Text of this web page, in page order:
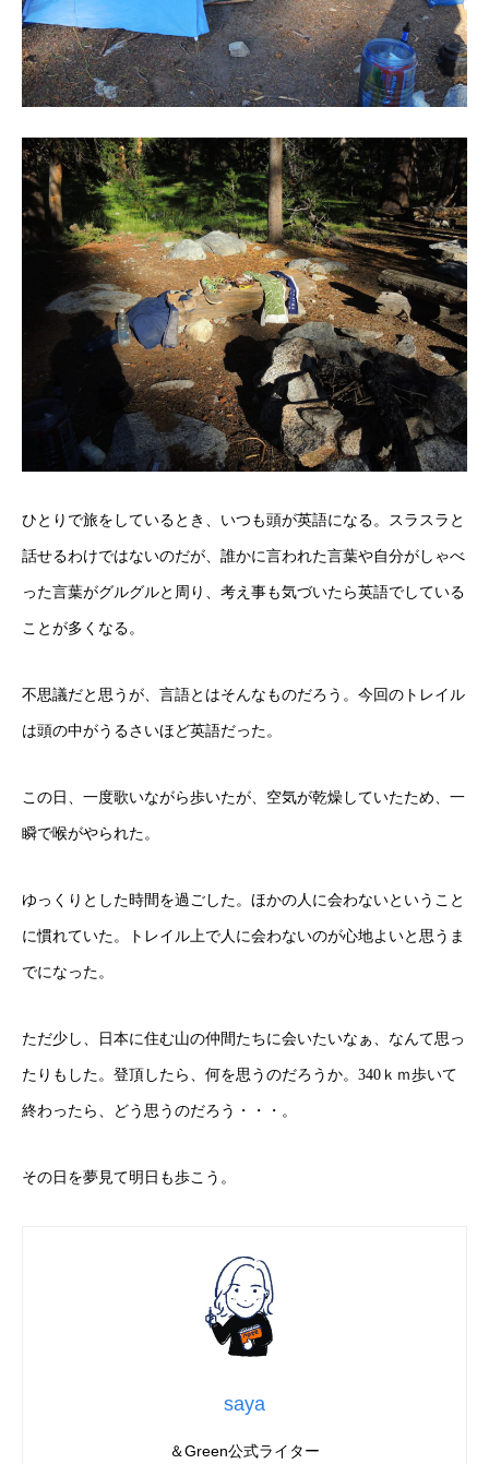
ひとりで旅をしているとき、いつも頭が英語になる。スラスラと
話せるわけではないのだが、誰かに言われた言葉や自分がしゃべ
った言葉がグルグルと周り、考え事も気づいたら英語でしている
ことが多くなる。
不思議だと思うが、言語とはそんなものだろう。今回のトレイル
は頭の中がうるさいほど英語だった。
この日、一度歌いながら歩いたが、空気が乾燥していたため、 一
瞬で喉がやられた。
ゆっくりとした時間を過ごした。ほかの人に会わないということ
に慣れていた。トレイル上で人に会わないのが心地よいと思うま
でになった。
ただ少し、日本に住む山の仲間たちに会いたいなぁ、なんて思っ
たりもした。 登頂したら、何を思うのだろうか。340ｋｍ歩いて
終わったら、どう思うのだろう・・・。
その日を夢見て明日も歩こう。
saya
＆Green公式ライター